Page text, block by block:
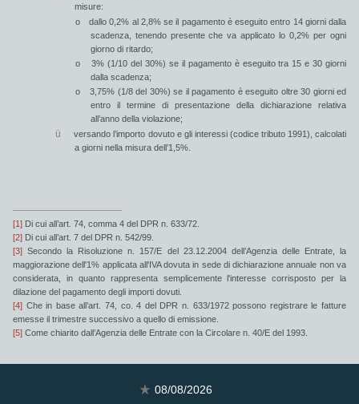
misure:
o
dallo 0,2% al 2,8%se il pagamento è eseguito entro 14 giorni dalla
scadenza, tenendo presente che va applicato lo 0,2% per ogni
giorno di ritardo;
o
3% (1/10 del 30%) se il pagamento è eseguitotra 15 e 30 giorni
dalla scadenza;
o
3,75% (1/8 del 30%) se il pagamento è eseguito oltre 30 giornied
entro il termine di presentazione della dichiarazione relativa
all’anno della violazione;
ü versando l’importo dovuto e gli interessi (codice tributo 1991), calcolati
a giorni nella misura dell’1,5%.
[1] Di cui all’art. 74, comma 4 del DPR n. 633/72.
[2] Di cui all’art. 7 del DPR n. 542/99.
[3] Secondo la Risoluzione n. 157/E del 23.12.2004 dell’Agenzia delle Entrate, la
maggiorazione dell'1% applicata all'IVA dovuta in sede di dichiarazione annuale non va
considerata, in quanto rappresenta semplicemente l'interesse corrisposto per la
dilazione del pagamento degli importi dovuti.
[4] Che in base all’art. 74, co. 4 del DPR n. 633/1972 possono registrare le fatture
emesse il trimestre successivo a quello di emissione.
[5] Come chiarito dall’Agenzia delle Entrate con la Circolare n. 40/E del 1993.
08/08/2026